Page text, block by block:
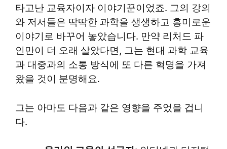
타고난 교육자이자 이야기꾼이었죠. 그의 강의
와 저서들은 딱딱한 과학을 생생하고 흥미로운
이야기로 바꾸어 놓았습니다. 만약 리처드 파
인만이 더 오래 살았다면, 그는 현대 과학 교육
과 대중과의 소통 방식에 또 다른 혁명을 가져
왔을 것이 분명해요.
그는 아마도 다음과 같은 영향을 주었을 겁니
다.